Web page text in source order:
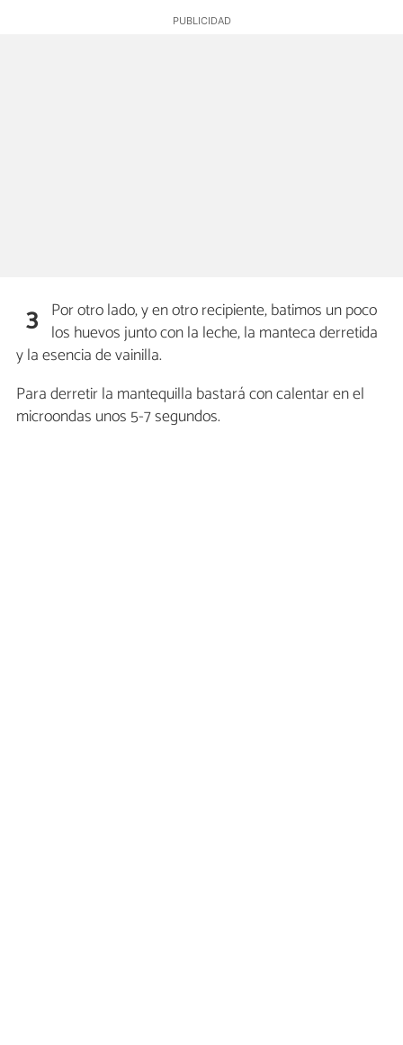
3 Por otro lado, y en otro recipiente, batimos un poco
los huevos junto con la leche, la manteca derretida
y la esencia de vainilla.
Para derretir la mantequilla bastará con calentar en el
microondas unos 5-7 segundos.